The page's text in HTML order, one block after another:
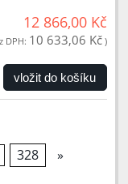
12 866,00 Kč
DPH: 10 633,06 Kč )
vložit do košíku
328 »